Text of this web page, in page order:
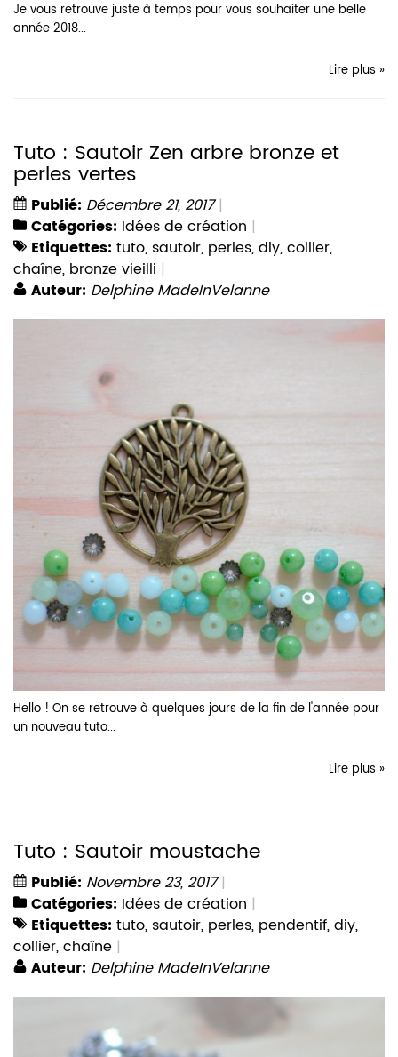
Je vous retrouve juste à temps pour vous souhaiter une belle
année 2018...
Lire plus »
Tuto : Sautoir Zen arbre bronze et
perles vertes
Publié: Décembre 21, 2017
Catégories: Idées de création
Etiquettes: tuto, sautoir, perles,diy,collier,
chaîne, bronze vieilli
Auteur: Delphine MadeInVelanne
Hello ! On se retrouve à quelques jours de la fin de l'année pour
un nouveau tuto...
Lire plus »
Tuto : Sautoir moustache
Publié: Novembre 23, 2017
Catégories: Idées de création
Etiquettes: tuto, sautoir, perles, pendentif,diy,
collier,chaîne
Auteur: Delphine MadeInVelanne